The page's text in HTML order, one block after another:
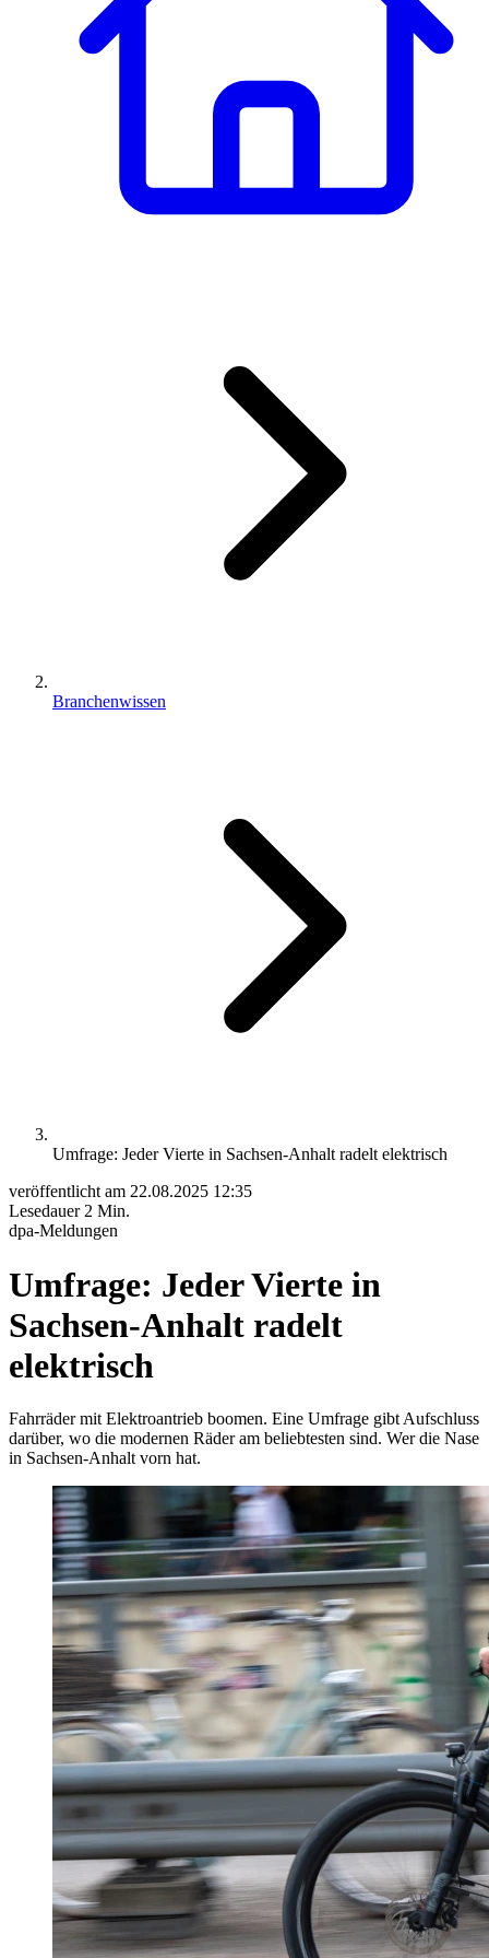
Branchenwissen
Umfrage: Jeder Vierte in Sachsen-Anhalt radelt elektrisch
veröffentlicht am 22.08.2025 12:35
Lesedauer 2 Min.
dpa-Meldungen
Umfrage: Jeder Vierte in
Sachsen-Anhalt radelt
elektrisch
Fahrräder mit Elektroantrieb boomen. Eine Umfrage gibt Aufschluss
darüber, wo die modernen Räder am beliebtesten sind. Wer die Nase
in Sachsen-Anhalt vorn hat.